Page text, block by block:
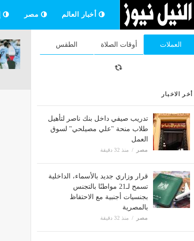
أخبار العالم مصر
العملات أوقات الصلاة الطقس
أخر الاخبار
تدريب صيفي داخل بنك ناصر لتأهيل
طلاب منحة "علي مصيلحي" لسوق
العمل
مصر منذ 32 دقيقة
قرار وزاري جديد بالأسماء، الداخلية
تسمح لـ21 مواطنًا بالتجنس
بجنسيات أجنبية مع الاحتفاظ
بالمصرية
مصر منذ 32 دقيقة
مواقيت الصلاة اليوم الأحد، موعد أذان الظهر
في القاهرة والمحافظات